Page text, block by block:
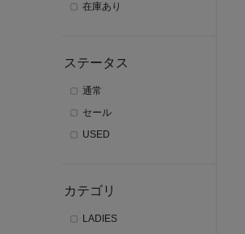
在庫あり
ステータス
通常
セール
USED
カテゴリ
LADIES